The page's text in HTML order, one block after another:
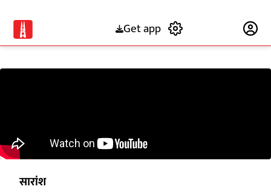
Get app
सारांश